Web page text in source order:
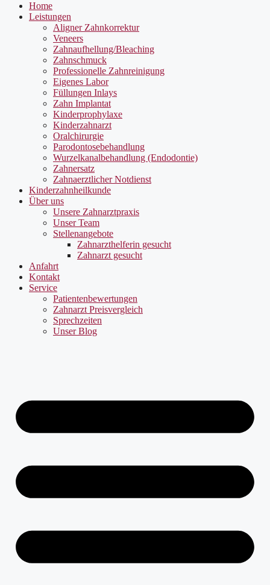
Home
Leistungen
Aligner Zahnkorrektur
Veneers
Zahnaufhellung/Bleaching
Zahnschmuck
Professionelle Zahnreinigung
Eigenes Labor
Füllungen Inlays
Zahn Implantat
Kinderprophylaxe
Kinderzahnarzt
Oralchirurgie
Parodontosebehandlung
Wurzelkanalbehandlung (Endodontie)
Zahnersatz
Zahnaerztlicher Notdienst
Kinderzahnheilkunde
Über uns
Unsere Zahnarztpraxis
Unser Team
Stellenangebote
Zahnarzthelferin gesucht
Zahnarzt gesucht
Anfahrt
Kontakt
Service
Patientenbewertungen
Zahnarzt Preisvergleich
Sprechzeiten
Unser Blog